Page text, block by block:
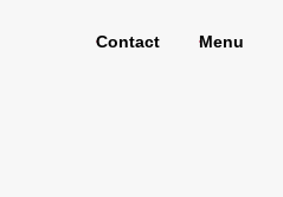
Contact Menu